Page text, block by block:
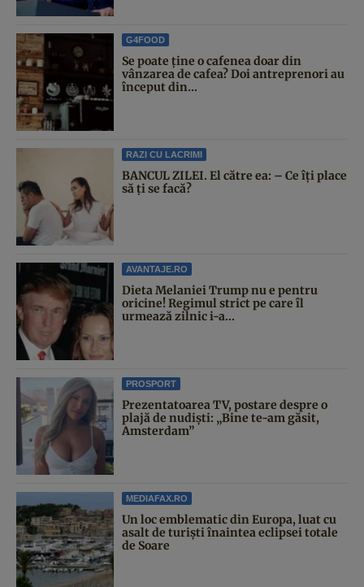
G4FOOD
Se poate ține o cafenea doar din
vânzarea de cafea? Doi antreprenori au
început din...
RAZI CU LACRIMI
BANCUL ZILEI. El către ea: – Ce îți place
să ți se facă?
AVANTAJE.RO
Dieta Melaniei Trump nu e pentru
oricine! Regimul strict pe care îl
urmează zilnic i-a...
PROSPORT
Prezentatoarea TV, postare despre o
plajă de nudiști: „Bine te-am găsit,
Amsterdam”
MEDIAFAX.RO
Un loc emblematic din Europa, luat cu
asalt de turiști înaintea eclipsei totale
de Soare